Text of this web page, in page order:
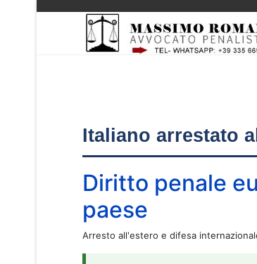
Italiano arrestato
Diritto penale
paese
Arresto all'estero e difesa